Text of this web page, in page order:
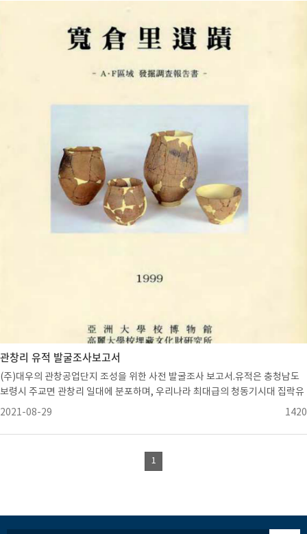
걸쳐 발굴조사를 실시하였다. 발굴조사는 패각층의 예상 분포범위가 넓은 관계
로, 동일지역이었지만 하나의 조사단이 투입되어서는 조사기간이 너무 길어질
한 A지구는 아주대학교, B지구는 서울대학교가 담당하여 조사에 착수하였다
관창리 유적 발굴조사보고서
(주)대우의 관창공업단지 조성을 위한 사전 발굴조사 보고서.유적은 충청남도
보령시 주교면 관창리 일대에 분포하며, 우리나라 최대급의 청동기시대 집락유
적이다.각 구역에서는 지석묘, 석관묘, 옹관묘, 주구묘 등의 매장유구와 송국리
사되었다.본 유적의 조사는 아주대를 포함하여 고려대, 대전보건대, 충남대가
각 구역을 분담하여 실시되었으며, 본 보고서는 1994년 12월 12일부터 1995
2021-08-29 1420
1